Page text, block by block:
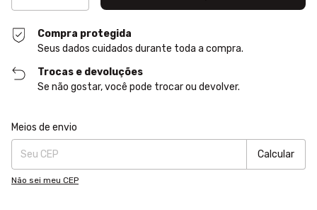
Compra protegida
Seus dados cuidados durante toda a compra.
Trocas e devoluções
Se não gostar, você pode trocar ou devolver.
Entregas para o CEP:
Meios de envio
Calcular
Não sei meu CEP